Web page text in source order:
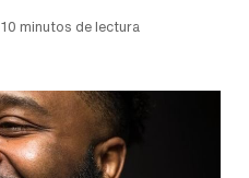
10 minutos de lectura